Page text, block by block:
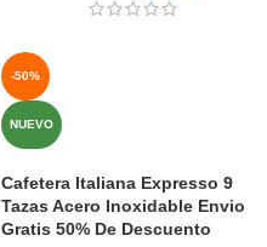
-50%
NUEVO
Cafetera Italiana Expresso 9
Tazas Acero Inoxidable Envio
Gratis 50% De Descuento